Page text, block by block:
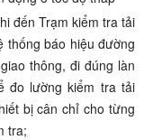
đến Trạm kiểm tra tải
thống báo hiệu đường
thông, đi đúng làn
đo lường kiểm tra tải
bị cân chỉ cho từng
tra;